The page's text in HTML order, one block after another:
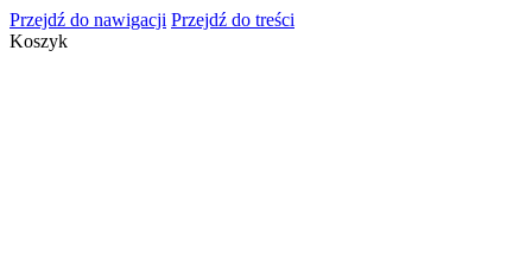
Przejdź do nawigacji Przejdź do treści
Koszyk